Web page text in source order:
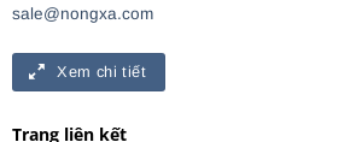
sale@nongxa.com
Xem chi tiết
Trang liên kết